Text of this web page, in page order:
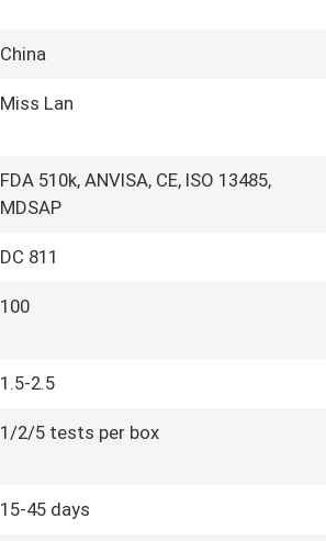
China
Miss Lan
FDA 510k, ANVISA, CE, ISO 13485,
MDSAP
DC 811
100
1.5-2.5
1/2/5 tests per box
15-45 days